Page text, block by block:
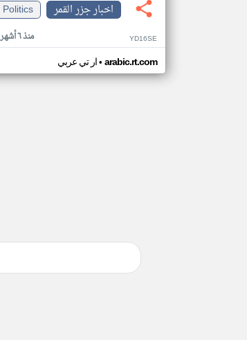
اخبار جزر القمر
Politics
منذ ٦ أشهر YD16SE
ار تي عربي• arabic.rt.com